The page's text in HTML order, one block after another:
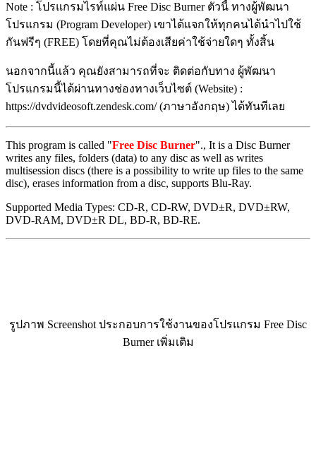
Note : โปรแกรมไรท์แผ่น Free Disc Burner ตัวนี้ ทางผู้พัฒนา
โปรแกรม (Program Developer) เขาได้แจกให้ทุกคนได้นำไปใช้
กันฟรีๆ (FREE) โดยที่คุณไม่ต้องเสียค่าใช้จ่ายใดๆ ทั้งสิ้น
นอกจากนี้แล้ว คุณยังสามารถที่จะ ติดต่อกับทาง ผู้พัฒนา
โปรแกรมนี้ได้ผ่านทางช่องทางเว็บไซต์ (Website) :
https://dvdvideosoft.zendesk.com/ (ภาษาอังกฤษ) ได้ทันทีเลย
This program is called "Free Disc Burner"., It is a Disc Burner
writes any files, folders (data) to any disc as well as writes
multisession discs (there is a possibility to write up files to the same
disc), erases information from a disc, supports Blu-Ray.
Supported Media Types: CD-R, CD-RW, DVD±R, DVD±RW,
DVD-RAM, DVD±R DL, BD-R, BD-RE.
รูปภาพ Screenshot ประกอบการใช้งานของโปรแกรม Free Disc
Burner เพิ่มเติม